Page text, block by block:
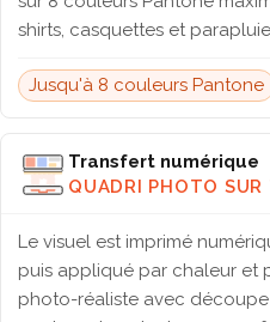
shirts, casquettes et
Jusqu'à 8 couleurs Pantone
Transfert numérique
QUADRI PHOTO
Le visuel est imprimé
puis appliqué par chaleur et
photo-réaliste avec